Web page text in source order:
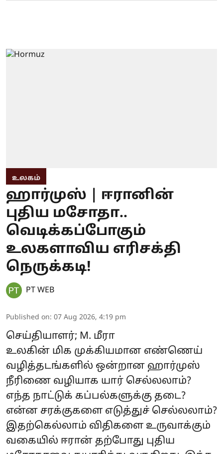
உலகம்
ஹார்முஸ் | ஈரானின்
புதிய மசோதா..
வெடிக்கப்போகும்
உலகளாவிய எரிசக்தி
நெருக்கடி!
PT WEB
Published on: 07 Aug 2026, 4:19 pm
செய்தியாளர்; M. மீரா
உலகின் மிக முக்கியமான எண்ணெய்
வழித்தடங்களில் ஒன்றான ஹார்முஸ்
நீரிணை வழியாக யார் செல்லலாம்?
எந்த நாட்டுக் கப்பல்களுக்கு தடை?
என்ன சரக்குகளை எடுத்துச் செல்லலாம்?
இதற்கெல்லாம் விதிகளை உருவாக்கும்
வகையில் ஈரான் தற்போது புதிய